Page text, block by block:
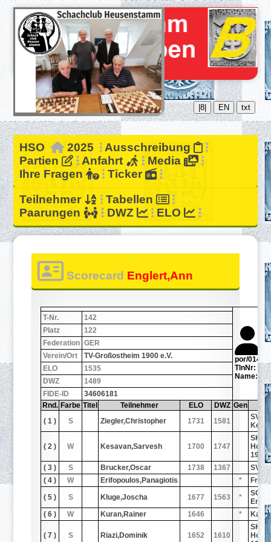
|8| EN txt
HSO 2025
Ausschreibung
Partien
Anfahrt
Media
Ihre Fragen
Ticker
Teilnehmer
Tabellen
Paarungen
DWZ ELO
Scorecard Englert,Ann
por/
TlnNr: 142
Name:
T-Nr.
142
Platz
122
Federation GER
Verein/Ort
TV-Großostheim 1900 e.V.
ELO
1535
DWZ
1489
FIDE-ID
34606181
Rnd. Farbe Titel Teilnehmer ELO DWZ Gen
( 1 )
S Ziegler,Christopher 1731 1581
SV
( 2 ) W Kesavan,Sarvesh 1700 1747
SK
1927
( 3 )
S Brucker,Oscar 1738 1367
SV
( 4 )
W Erifopoulos,Panagiotis *
( 5 )
S Kluge,Joscha 1677 1563 *
SC
( 6 )
W Kuran,Rainer 1646 *
( 7 ) S Riazi,Dominik 1652 1610
SK